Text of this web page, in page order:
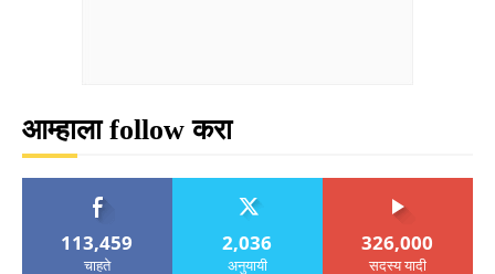
आम्हाला follow करा
113,459
चाहते
2,036
अनुयायी
326,000
सदस्य यादी